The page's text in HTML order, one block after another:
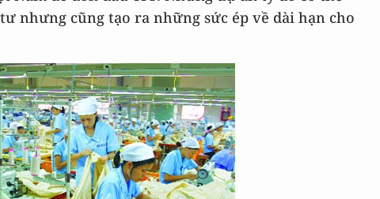
nhưng cũng tạo ra những sức ép về dài hạn cho